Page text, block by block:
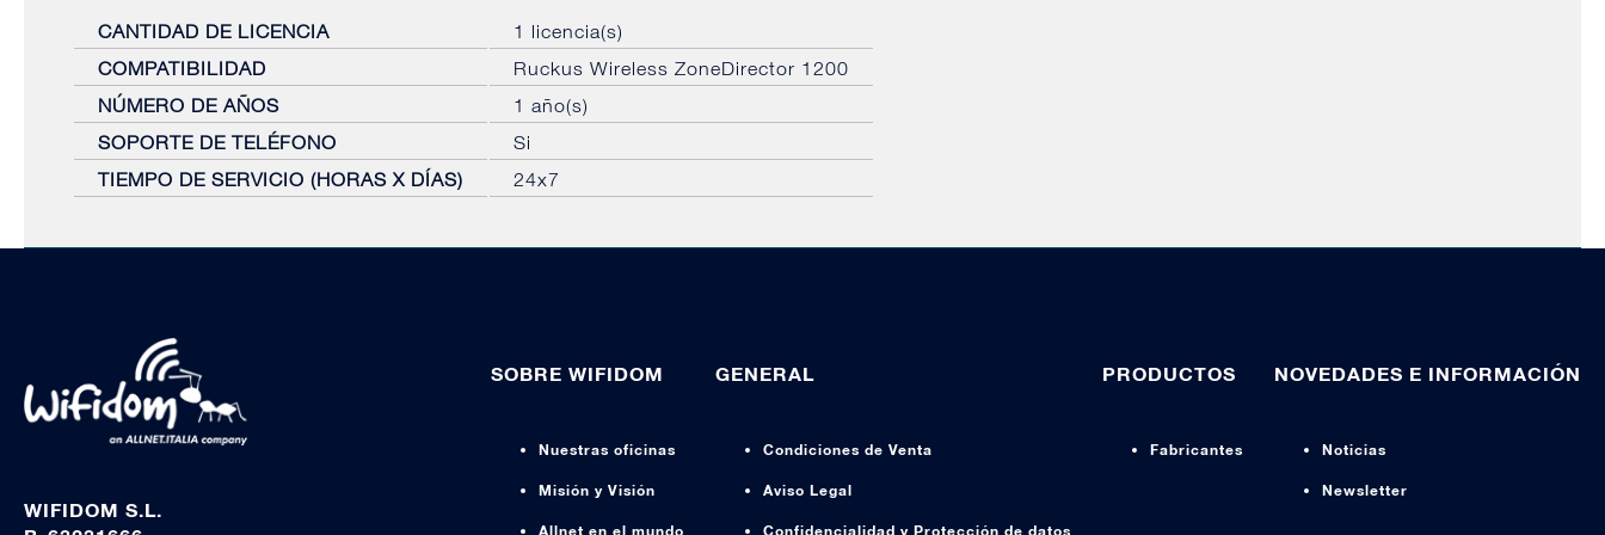
CANTIDAD DE LICENCIA
1 licencia(s)
COMPATIBILIDAD
Ruckus Wireless ZoneDirector 1200
NÚMERO DE AÑOS
1 año(s)
SOPORTE DE TELÉFONO
Si
TIEMPO DE SERVICIO (HORAS X DÍAS)
24x7
WIFIDOM S.L.
SOBRE WIFIDOM
Nuestras oficinas
Misión y Visión
Allnet en el mundo
GENERAL
Condiciones de Venta
Aviso Legal
Confidencialidad y Protección de datos
PRODUCTOS
Fabricantes
NOVEDADES E INFORMACIÓN
Noticias
Newsletter